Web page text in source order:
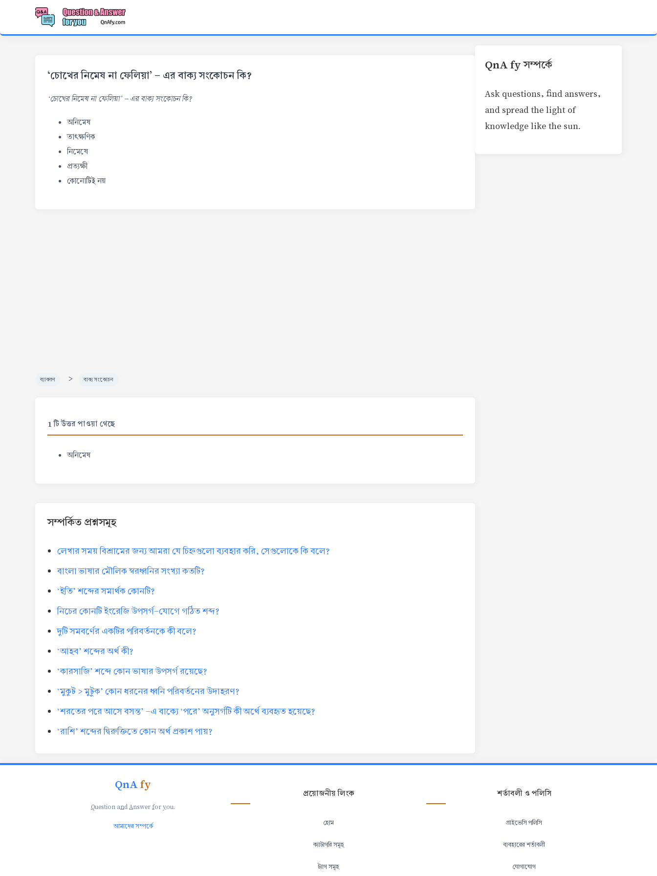
‘চোখের নিমেষ না ফেলিয়া’ - এর বাক্য সংকোচন কি?
‘চোখের নিমেষ না ফেলিয়া’ - এর বাক্য সংকোচন কি?
অনিমেষ
তাৎক্ষণিক
নিমেষে
প্রত্যক্ষী
কোনোটিই নয়
ব্যাকরণ > বাক্য সংকোচন
1 টি উত্তর পাওয়া গেছে
অনিমেষ
সম্পর্কিত প্রশ্নসমূহ
লেখার সময় বিশ্রামের জন্য আমরা যে চিহ্নগুলো ব্যবহার করি, সেগুলোকে কি বলে?
বাংলা ভাষার মৌলিক স্বরধ্বনির সংখ্যা কতটি?
‘ইতি’ শব্দের সমার্থক কোনটি?
নিচের কোনটি ইংরেজি উপসর্গ-যোগে গঠিত শব্দ?
দুটি সমবর্ণের একটির পরিবর্তনকে কী বলে?
‘আহব’ শব্দের অর্থ কী?
‘কারসাজি’ শব্দে কোন ভাষার উপসর্গ রয়েছে?
‘মুকুট > মুটুক’ কোন ধরনের ধ্বনি পরিবর্তনের উদাহরণ?
‘শরতের পরে আসে বসন্ত’ -এ বাক্যে ‘পরে’ অনুসর্গটি কী অর্থে ব্যবহৃত হয়েছে?
‘রাশি’ শব্দের দ্বিরুক্তিতে কোন অর্থ প্রকাশ পায়?
QnA fy সম্পর্কে
Ask questions, find answers,
and spread the light of
knowledge like the sun.
QnAfy
Question andAnswer foryou.
আমাদের সম্পর্কে
প্রয়োজনীয় লিংক
হোম
ক্যাটাগরি সমূহ
ট্যাগ সমূহ
শর্তাবলী ও পলিসি
প্রাইভেসি পলিসি
ব্যবহারের শর্তাবলী
যোগাযোগ